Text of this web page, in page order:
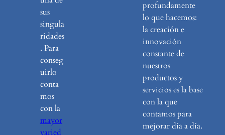
sus
singula
ridades
. Para
conseg
uirlo
conta
mos
con la
mayor
varied
profundamente
lo que hacemos:
la creación e
innovación
constante de
nuestros
productos y
servicios es la base
con la que
contamos para
mejorar día a día.